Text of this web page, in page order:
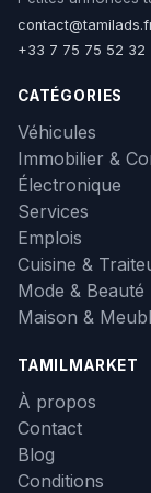
+33 7 75 75 52 32
CATÉGORIES
Véhicules
Immobilier &
Électronique
Services
Emplois
Cuisine &
Mode & Beauté
Maison &
TAMILMARKET
À propos
Contact
Blog
Conditions